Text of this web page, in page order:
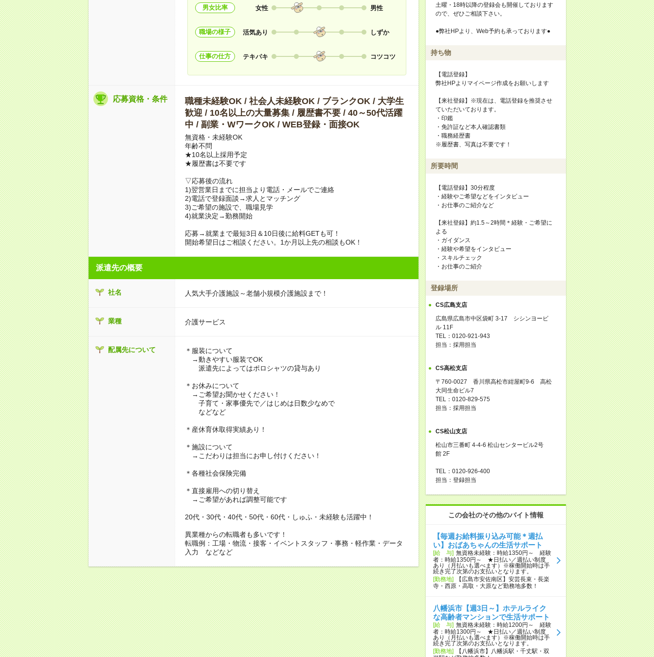
男女比率 女性 男性
職場の様子 活気あり しずか
仕事の仕方 テキパキ コツコツ
応募資格・条件
職種未経験OK / 社会人未経験OK / ブランクOK / 大学生
歓迎 / 10名以上の大量募集 / 履歴書不要 / 40～50代活躍
中 / 副業・WワークOK / WEB登録・面接OK
無資格・未経験OK
年齢不問
★10名以上採用予定
★履歴書は不要です
▽応募後の流れ
1)翌営業日までに担当より電話・メールでご連絡
2)電話で登録面談→求人とマッチング
3)ご希望の施設で、職場見学
4)就業決定→勤務開始
応募→就業まで最短3日＆10日後に給料GETも可！
開始希望日はご相談ください。1か月以上先の相談もOK！
派遣先の概要
社名 人気大手介護施設～老舗小規模介護施設まで！
業種 介護サービス
配属先について
＊服装について
→動きやすい服装でOK
派遣先によってはポロシャツの貸与あり
＊お休みについて
→ご希望お聞かせください！
子育て・家事優先で／はじめは日数少なめで
などなど
＊産休育休取得実績あり！
＊施設について
→こだわりは担当にお申し付けください！
＊各種社会保険完備
＊直接雇用への切り替え
→ご希望があれば調整可能です
20代・30代・40代・50代・60代・しゅふ・未経験も活躍中！
異業種からの転職者も多いです！
転職例：工場・物流・接客・イベントスタッフ・事務・軽作業・データ
入力 などなど
土曜・18時以降の登録会も開催しております
ので、ぜひご相談下さい。
●弊社HPより、Web予約も承っております●
持ち物
【電話登録】
弊社HPよりマイページ作成をお願いします
【来社登録】※現在は、電話登録を推奨させ
ていただいております。
・印鑑
・免許証など本人確認書類
・職務経歴書
※履歴書、写真は不要です！
所要時間
【電話登録】30分程度
・経験やご希望などをインタビュー
・お仕事のご紹介など
【来社登録】約1.5～2時間＊経験・ご希望に
よる
・ガイダンス
・経験や希望をインタビュー
・スキルチェック
・お仕事のご紹介
登録場所
CS広島支店
広島県広島市中区袋町 3-17 シシンヨービ
ル 11F
TEL：0120-921-943
担当：採用担当
CS高松支店
〒760-0027 香川県高松市紺屋町9-6 高松
大同生命ビル7
TEL：0120-829-575
担当：採用担当
CS松山支店
松山市三番町 4-4-6 松山センタービル2号
館 2F
TEL：0120-926-400
担当：登録担当
この会社のその他のバイト情報
【毎週お給料振り込み可能＊週払
い】おばあちゃんの生活サポート
[給 与] 無資格未経験：時給1350円～ 経験
者：時給1350円～ ★日払い／週払い制度
あり（月払いも選べます）※稼働開始時は手
続き完了次第のお支払いとなります。
[勤務地]
【広島市安佐南区】安芸長束・長楽
寺・西原・高取・大原など勤務地多数！
八幡浜市【週3日～】ホテルライク
な高齢者マンションで生活サポート
[給 与] 無資格未経験：時給1200円～ 経験
者：時給1300円～ ★日払い／週払い制度
あり（月払いも選べます）※稼働開始時は手
続き完了次第のお支払いとなります。
[勤務地]
【八幡浜市】八幡浜駅・千丈駅・双